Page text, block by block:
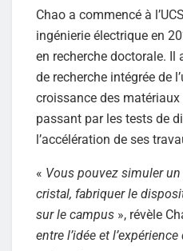
Chao a commencé à
ingénierie électrique en
en recherche doctorale. Il
de recherche intégrée de
croissance des
passant par les tests de
l’accélération de ses
« Vous pouvez simuler
cristal, fabriquer le
sur le campus », révèle
entre l’idée et